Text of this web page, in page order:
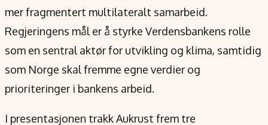
mer fragmentert multilateralt samarbeid.
Regjeringens mål er å styrke Verdensbankens rolle
som en sentral aktør for utvikling og klima, samtidig
som Norge skal fremme egne verdier og
prioriteringer i bankens arbeid.
I presentasjonen trakk Aukrust frem tre